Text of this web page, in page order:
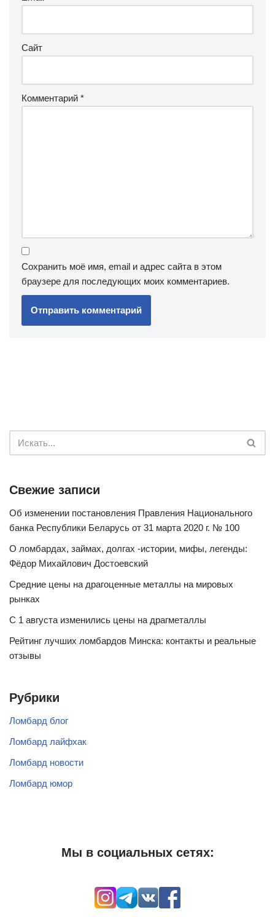
Сайт
Комментарий *
Сохранить моё имя, email и адрес сайта в этом
браузере для последующих моих комментариев.
Свежие записи
Об изменении постановления Правления Национального
банка Республики Беларусь от 31 марта 2020 г. № 100
О ломбардах, займах, долгах -истории, мифы, легенды:
Фёдор Михайлович Достоевский
Средние цены на драгоценные металлы на мировых
рынках
С 1 августа изменились цены на драгметаллы
Рейтинг лучших ломбардов Минска: контакты и реальные
отзывы
Рубрики
Ломбард блог
Ломбард лайфхак
Ломбард новости
Ломбард юмор
Мы в социальных сетях: